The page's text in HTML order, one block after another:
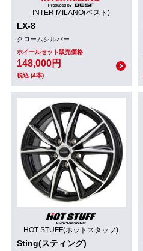
INTER MILANO(ベスト)
LX-8
クロームシルバー
ホイールセット販売価格
148,000円
税込 (4本)
HOT STUFF(ホットスタッフ)
Sting(スティング)